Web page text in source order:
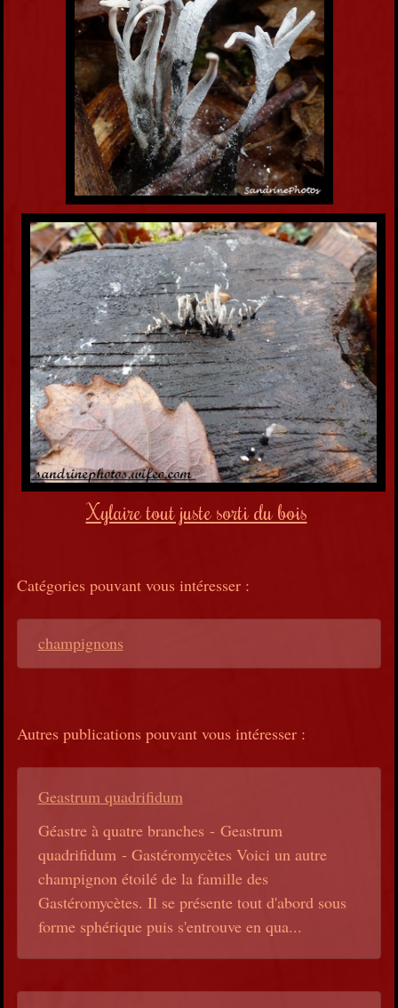
Xylaire tout juste sorti du bois
Catégories pouvant vous intéresser :
champignons
Autres publications pouvant vous intéresser :
Geastrum quadrifidum
Géastre à quatre branches - Geastrum
quadrifidum - Gastéromycètes Voici un autre
champignon étoilé de la famille des
Gastéromycètes. Il se présente tout d'abord sous
forme sphérique puis s'entrouve en qua...